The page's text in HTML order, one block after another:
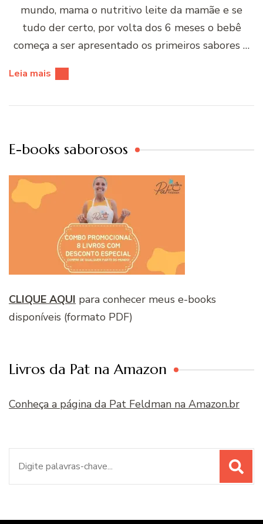
mundo, mama o nutritivo leite da mamãe e se
tudo der certo, por volta dos 6 meses o bebê
começa a ser apresentado os primeiros sabores …
Leia mais
E-books saborosos
CLIQUE AQUI para conhecer meus e-books
disponíveis (formato PDF)
Livros da Pat na Amazon
Conheça a página da Pat Feldman na Amazon.br